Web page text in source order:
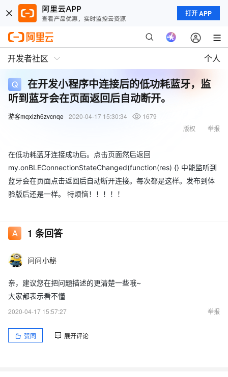
打开 APP
开发者社区 个人
在开发小程序中连接后的低功耗蓝牙，监
听到蓝牙会在页面返回后自动断开。
游客mqxlzh6zvcnqe 2020-04-17 15:30:34
1679
举报
版权
在低功耗蓝牙连接成功后。点击页面然后返回
my.onBLEConnectionStateChanged(function(res) {} 中能监听到
蓝牙会在页面点击返回后自动断开连接。每次都是这样。发布到体
验版后还是一样。 特烦恼！！！！！
1 条回答
问问小秘
亲，建议您在把问题描述的更清楚一些哦~
大家都表示看不懂
2020-04-17 15:57:27
举报
赞同 展开评论